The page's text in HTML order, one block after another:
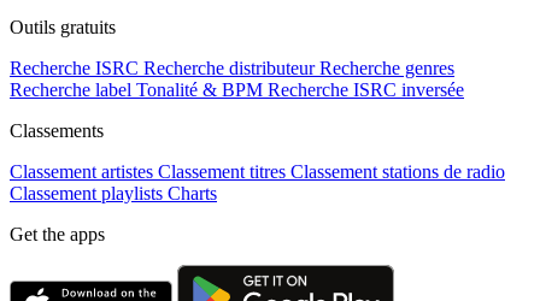
Outils gratuits
Recherche ISRC Recherche distributeur Recherche genres
Recherche label Tonalité & BPM Recherche ISRC inversée
Classements
Classement artistes Classement titres Classement stations de radio
Classement playlists Charts
Get the apps